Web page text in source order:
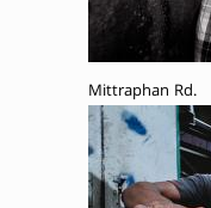
Mittraphan Rd.